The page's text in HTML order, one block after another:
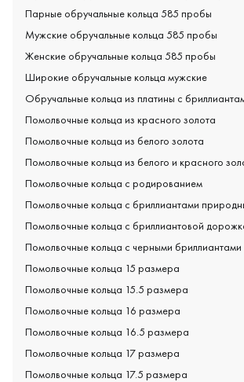
Парные обручальные кольца 585 пробы
Мужские обручальные кольца 585 пробы
Женские обручальные кольца 585 пробы
Широкие обручальные кольца мужские
Обручальные кольца из платины с
Помолвочные кольца из красного золота
Помолвочные кольца из белого золота
Помолвочные кольца из белого и красного
Помолвочные кольца с родированием
Помолвочные кольца с бриллиантами
Помолвочные кольца с бриллиантовой
Помолвочные кольца с черными бриллиантами
Помолвочные кольца 15 размера
Помолвочные кольца 15.5 размера
Помолвочные кольца 16 размера
Помолвочные кольца 16.5 размера
Помолвочные кольца 17 размера
Помолвочные кольца 17.5 размера